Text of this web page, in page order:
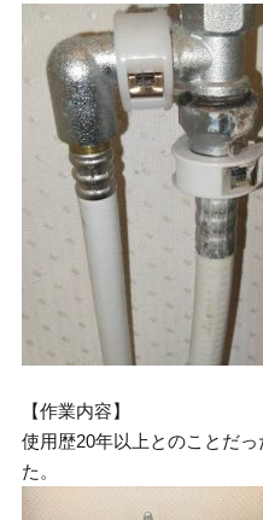
【作業内容】
使用歴20年以上とのことだ
た。